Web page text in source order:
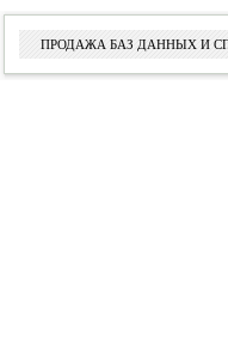
ПРОДАЖА БАЗ ДАННЫХ И